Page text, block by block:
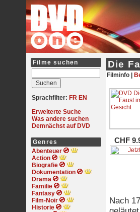
Filme suchen
Sprachfilter: FR EN
Erweiterte Suche
Was andere suchen
Demnächst auf DVD
Genres
Abenteuer
Action
Biografie
Dokumentation
Drama
Familie
Fantasy
Film-Noir
Historie
Die
Filminfo |
CHF
Nach